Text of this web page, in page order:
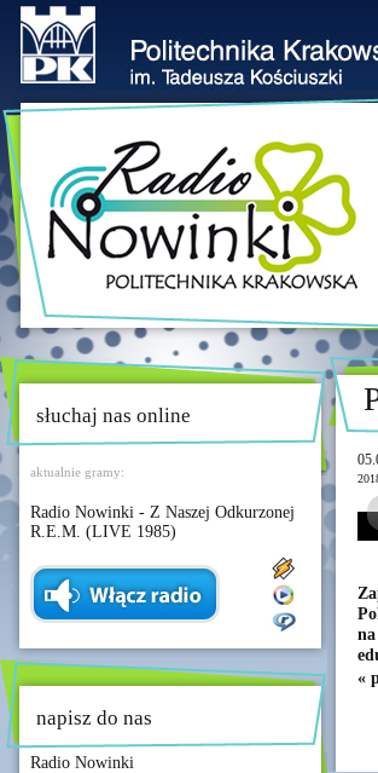
słuchaj nas online
aktualnie gramy:
Radio Nowinki - Z Naszej Odkurzonej
R.E.M. (LIVE 1985)
napisz do nas
Radio Nowinki
«